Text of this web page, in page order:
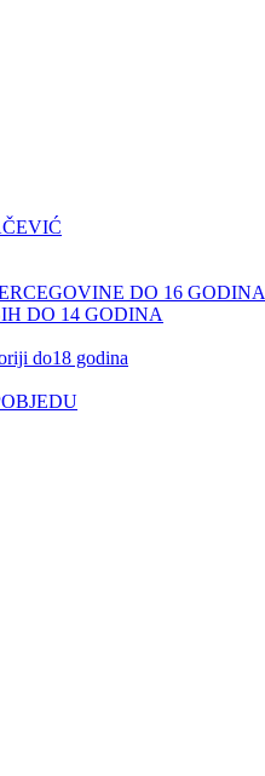
DO 16 GODINA
DO 14 GODINA
do18 godina